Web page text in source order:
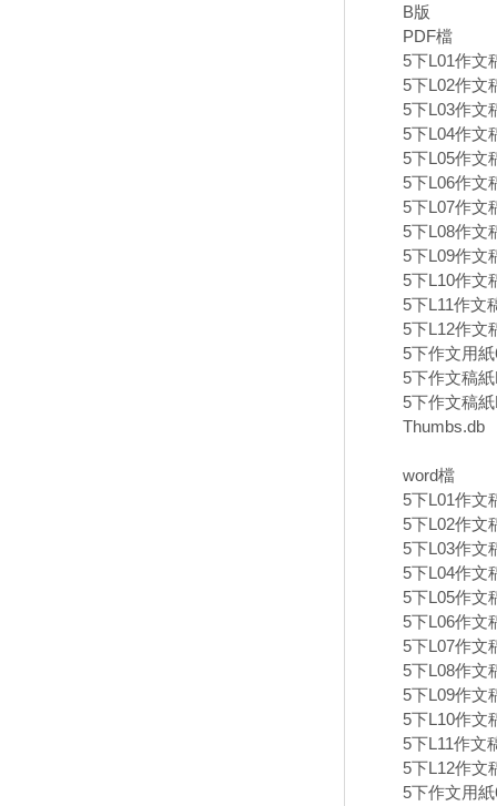
B版
PDF檔
5下L01作文
5下L02作文
5下L03作文
5下L04作文
5下L05作文
5下L06作文
5下L07作文
5下L08作文
5下L09作文
5下L10作文
5下L11作文
5下L12作文
5下作文用
5下作文稿
5下作文稿
Thumbs.db
word檔
5下L01作文
5下L02作文
5下L03作文
5下L04作文
5下L05作文
5下L06作文
5下L07作文
5下L08作文
5下L09作文
5下L10作文
5下L11作文
5下L12作文
5下作文用